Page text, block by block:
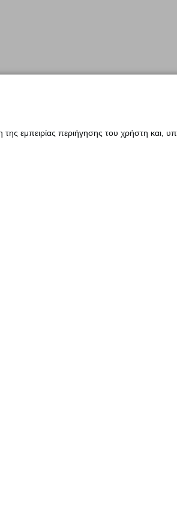
εμπειρίας περιήγησης του χρήστη και,